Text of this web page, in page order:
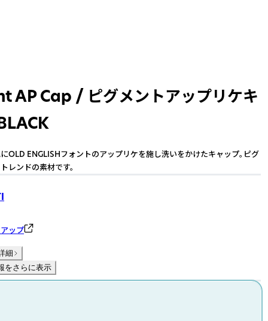
AP Cap / ピグメントアップリケキ
OLD ENGLISHフォントのアップリケを施し洗いをかけたキャップ。ピグ
レンドの素材です。
ップ
細
をさらに表示